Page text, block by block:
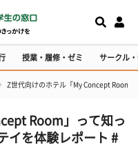
授業・履修・ゼミ サークル
Z世代向けのホテル「My Concept Room
Room」って知っ
イを体験レポート #